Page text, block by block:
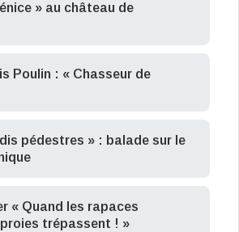
» au château de
Poulin : « Chasseur de
pédestres » : balade sur le
« Quand les rapaces
trépassent ! »